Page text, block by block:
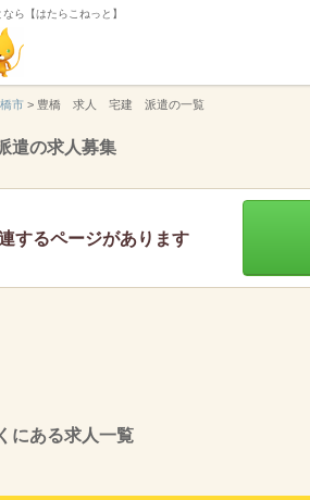
ら【はたらこねっと】
市 > 豊橋 求人 宅建 派遣の一覧
の求人募集
するページがあります
にある求人一覧